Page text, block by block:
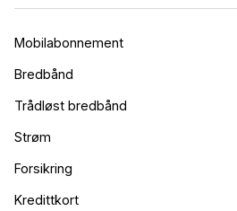
Mobilabonnement
Bredbånd
Trådløst bredbånd
Strøm
Forsikring
Kredittkort